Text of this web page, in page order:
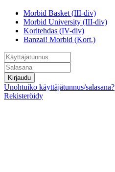
Morbid Basket (III-div)
Morbid University (III-div)
Koritehdas (IV-div)
Banzai! Morbid (Kort.)
Kirjaudu
Unohtuiko käyttäjätunnus/salasana?
Rekisteröidy